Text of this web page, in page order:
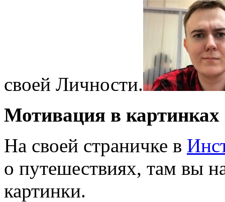
своей Личности.
Мотивация в картинках
На своей страничке в
о путешествиях, там вы
картинки.